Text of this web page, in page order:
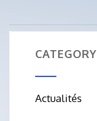
CATEGORY
Actualités